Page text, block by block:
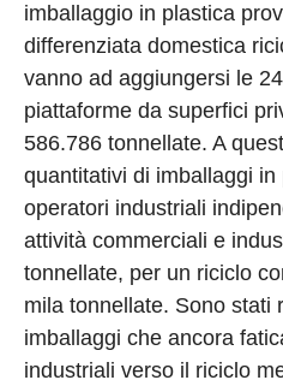
imballaggio in plastica
differenziata domestica
vanno ad aggiungersi le
piattaforme da superfici
586.786 tonnellate. A
quantitativi di imballaggi
operatori industriali
attività commerciali e
tonnellate, per un riciclo
mila tonnellate. Sono stati
imballaggi che ancora
industriali verso il riciclo